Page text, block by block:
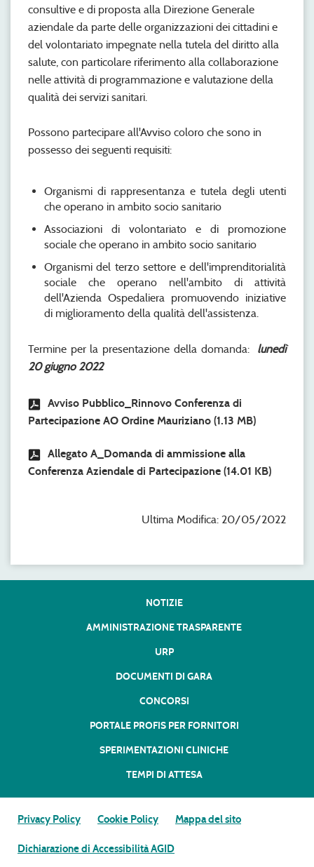
consultive e di proposta alla Direzione Generale
aziendale da parte delle organizzazioni dei cittadini e
del volontariato impegnate nella tutela del diritto alla
salute, con particolare riferimento alla collaborazione
nelle attività di programmazione e valutazione della
qualità dei servizi sanitari.
Possono partecipare all'Avviso coloro che sono in
possesso dei seguenti requisiti:
Organismi di rappresentanza e tutela degli utenti
che operano in ambito socio sanitario
Associazioni di volontariato e di promozione
sociale che operano in ambito socio sanitario
Organismi del terzo settore e dell'imprenditorialità
sociale che operano nell'ambito di attività
dell'Azienda Ospedaliera promuovendo iniziative
di miglioramento della qualità dell'assistenza.
Termine per la presentazione della domanda: lunedì
20 giugno 2022
Avviso Pubblico_Rinnovo Conferenza di
Partecipazione AO Ordine Mauriziano (1.13 MB)
Allegato A_Domanda di ammissione alla
Conferenza Aziendale di Partecipazione (14.01 KB)
Ultima Modifica: 20/05/2022
NOTIZIE
AMMINISTRAZIONE TRASPARENTE
URP
DOCUMENTI DI GARA
CONCORSI
PORTALE PROFIS PER FORNITORI
SPERIMENTAZIONI CLINICHE
TEMPI DI ATTESA
Privacy Policy Cookie Policy Mappa del sito
Dichiarazione di Accessibilità AGID